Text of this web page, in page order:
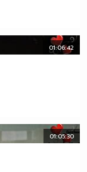
01:06:42
01:05:30